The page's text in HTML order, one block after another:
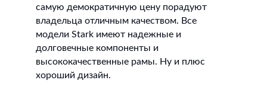
самую демократичную цену порадуют
владельца отличным качеством. Все
модели Stark имеют надежные и
долговечные компоненты и
высококачественные рамы. Ну и плюс
хороший дизайн.